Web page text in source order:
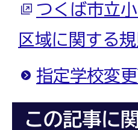
つくば市立
区域に関する規
指定学校変
この記事に